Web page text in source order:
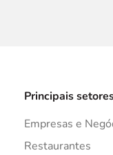
Principais
Empresas e
Restaurantes